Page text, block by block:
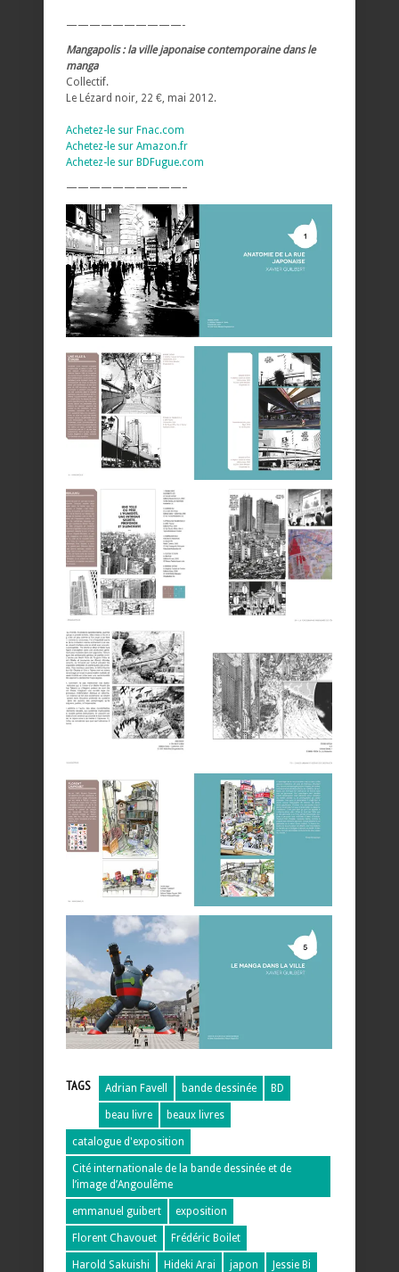
——————————-
Mangapolis : la ville japonaise contemporaine dans le
manga
Collectif.
Le Lézard noir, 22 €, mai 2012.
Achetez-le sur Fnac.com
Achetez-le sur Amazon.fr
Achetez-le sur BDFugue.com
——————————–
TAGS Adrian Favell bande dessinée BD
beau livre beaux livres
catalogue d'exposition
Cité internationale de la bande dessinée et de
l’image d’Angoulême
emmanuel guibert exposition
Florent Chavouet Frédéric Boilet
Harold Sakuishi Hideki Arai japon Jessie Bi